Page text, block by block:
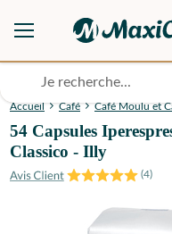
Accueil Café Café Moulu et
54 Capsules
Classico - Illy
(4)